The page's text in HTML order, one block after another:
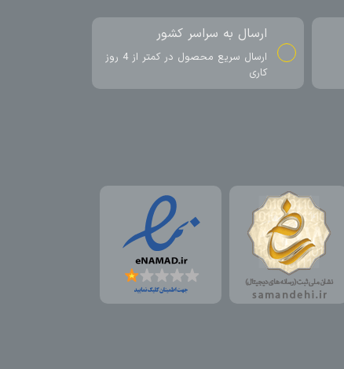
ارسال به سراسر کشور
ارسال سریع محصول در کمتر از 4 روز
کاری